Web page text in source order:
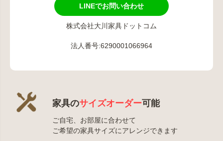
LINEでお問い合わせ
株式会社大川家具ドットコム
法人番号:6290001066964
家具のサイズオーダー可能
ご自宅、お部屋に合わせて
ご希望の家具サイズにアレンジできます